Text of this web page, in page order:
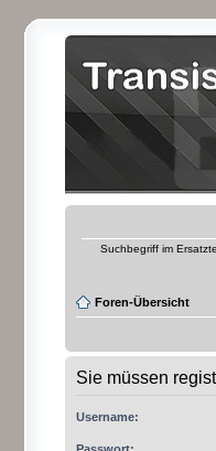
Suchbegriff im
Foren-Übersicht
Sie müssen
Username: